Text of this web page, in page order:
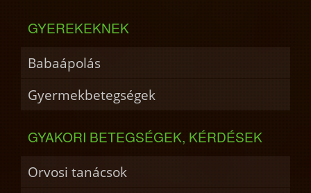
GYEREKEKNEK
Babaápolás
Gyermekbetegségek
GYAKORI BETEGSÉGEK, KÉRDÉSEK
Orvosi tanácsok